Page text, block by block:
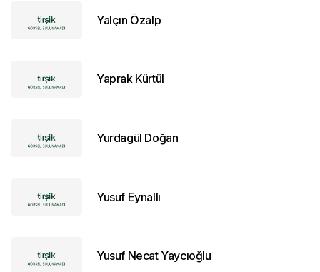
Yalçın Özalp
Yaprak Kürtül
Yurdagül Doğan
Yusuf Eynallı
Yusuf Necat Yaycıoğlu